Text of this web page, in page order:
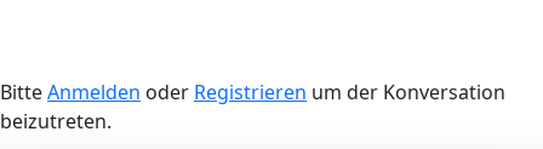
BitteAnmelden oder Registrieren um der Konversation
beizutreten.